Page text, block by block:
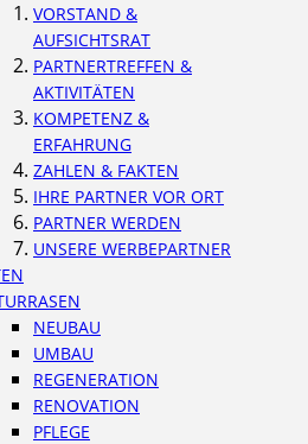
VORSTAND &
AUFSICHTSRAT
PARTNERTREFFEN &
AKTIVITÄTEN
KOMPETENZ &
ERFAHRUNG
ZAHLEN & FAKTEN
IHRE PARTNER VOR ORT
PARTNER WERDEN
UNSERE WERBEPARTNER
NEUBAU
UMBAU
REGENERATION
RENOVATION
PFLEGE